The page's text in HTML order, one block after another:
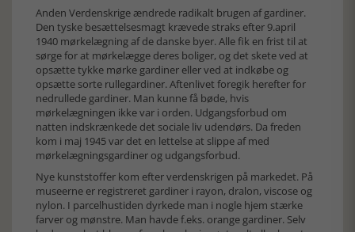
Anden Verdenskrige ændrede radikalt brugen af gardiner.
Den tyske besættelsesmagt krævede straks efter 9.april
1940 mørkelægning af de danske byer. Alle fik en frist til at
sørge for at mørkelægge deres boliger, og det skete ved at
opsætte tykke mørke gardiner eller ved at indkøbe og
opsætte sorte rullegardiner. Aftenlivet foregik herefter for
nedrullede gardiner. Man kunne få bøde, hvis
mørkelægningen ikke var i orden. Udgangsforbud om
natten indskrænkede det sociale liv udendørs. Da freden
kom i maj 1945 var det en lettelse at slippe af med
mørkelægningsgardiner og udgangsforbud.
Nye kunststoffer kom efter verdenskrigen på markedet. På
museerne er registreret gardiner i rayon, dralon, viscose og
nylon. I parcelhustiden dyrkede man i nogle hjem stærke
farver og mønstre. Man havde f.eks. orange gardiner. Selv